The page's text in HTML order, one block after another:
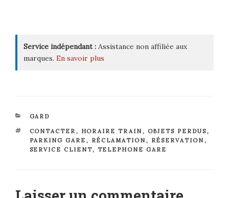
Service indépendant : Assistance non affiliée aux
marques. En savoir plus
CATÉGORIES
GARD
ÉTIQUETTES
CONTACTER, HORAIRE TRAIN , OBJETS PERDUS,
PARKING GARE , RÉCLAMATION , RÉSERVATION ,
SERVICE CLIENT, TELEPHONE GARE